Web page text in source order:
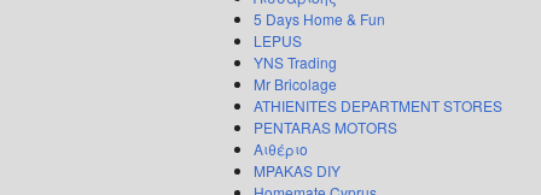
5 Days Home & Fun
LEPUS
YNS Trading
Mr Bricolage
ATHIENITES DEPARTMENT STORES
PENTARAS MOTORS
Αιθέριο
MPAKAS DIY